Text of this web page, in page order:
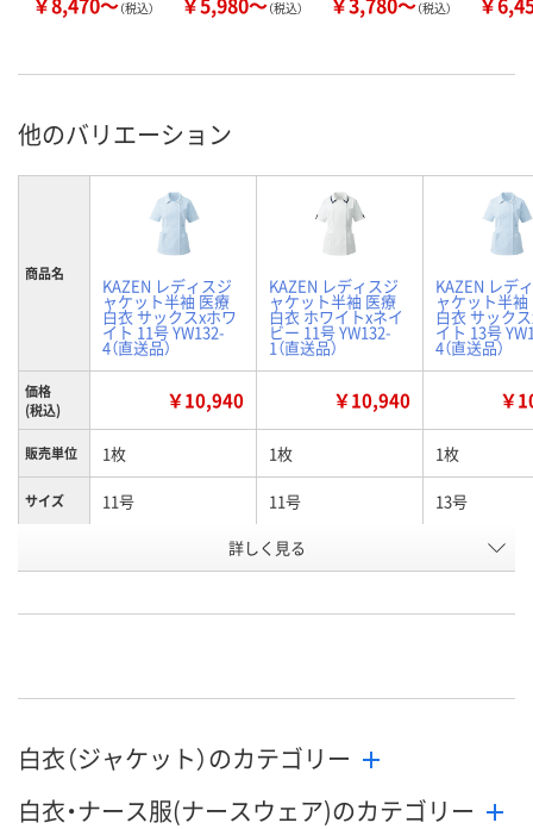
（税込） （税込） （税込）
他のバリエーション
商品名
KAZEN レディスジ
ャケット半袖 医療
白衣 サックスxホワ
イト 11号 YW132-
4（直送品）
KAZEN レディスジ
ャケット半袖 医療
白衣 ホワイトxネイ
ビー 11号 YW132-
1（直送品）
KAZEN レデ
ャケット半袖
白衣 サック
イト 13号
4（直送品）
価格
(税込)
￥10,940 ￥10,940 ￥
販売単位 1枚 1枚 1枚
サイズ 11号 11号 13号
サックスｘホワイト ホワイトｘネイビー サックスｘ
号
お届け日 8月24日（月） 8月24日（月） 8月24日（月）
数量
カゴへ
数量
カゴへ カ
詳しく見る
白衣（ジャケット）のカテゴリー
白衣・ナース服(ナースウェア)のカテゴリー